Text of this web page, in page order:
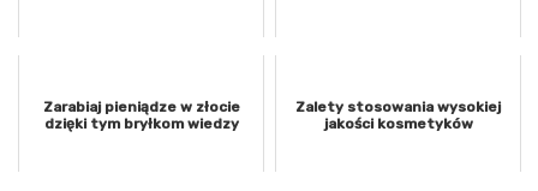
Zarabiaj pieniądze w złocie
dzięki tym bryłkom wiedzy
Zalety stosowania wysokiej
jakości kosmetyków